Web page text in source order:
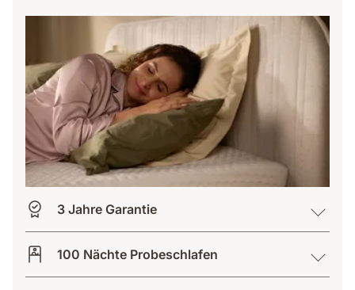
3 Jahre Garantie
100 Nächte Probeschlafen